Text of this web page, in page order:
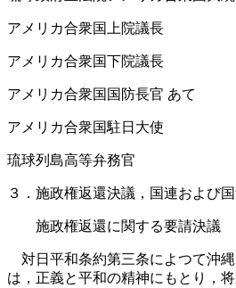
アメリカ合衆国上院議長
アメリカ合衆国下院議長
アメリカ合衆国国防長官 あて
アメリカ合衆国駐日大使
琉球列島高等弁務官
３．施政権返還決議，国連および
施政権返還に関する要請決議
対日平和条約第三条によつて沖
は，正義と平和の精神にもとり，